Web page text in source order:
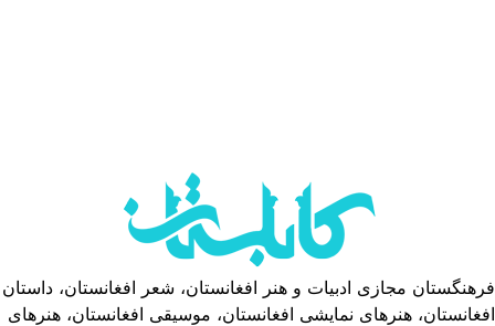
مجازی ادبیات و هنر افغانستان، شعر افغانستان، داستان
هنرهای نمایشی افغانستان، موسیقی افغانستان، هنرهای